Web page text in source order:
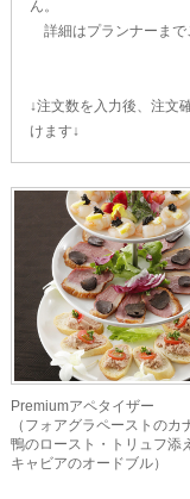
ん。
詳細はプランナーまで
↓注文数を入力後、注文
けます↓
Premiumアペタイザー
（フォアグラペーストのカ
鴨のロースト・トリュフ添
キャビアのオードブル）